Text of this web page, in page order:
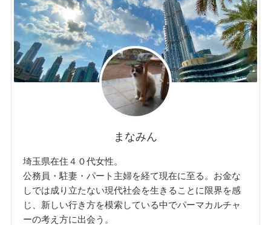
まなみん
埼玉県在住４０代女性。
公務員・駐妻・パート主婦を経て現在に至る。お金な
しでは成り立たない現代社会を生きることに限界を感
じ、新しい行き方を模索している中でパーマカルチャ
ーの考え方に出会う。